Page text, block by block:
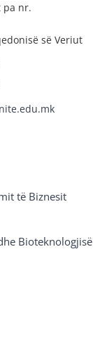
pa nr.
së Veriut
të Biznesit
Bioteknologjisë